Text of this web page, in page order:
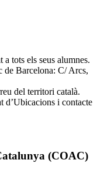
tots els seus alumnes.
de Barcelona: C/ Arcs,
del territori català.
d’Ubicacions i contacte
(COAC)